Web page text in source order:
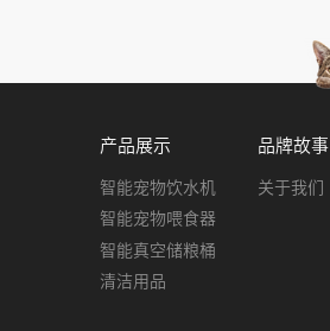
产品展示
智能宠物饮水机
智能宠物喂食器
智能真空储粮桶
清洁用品
品牌故事
关于我们